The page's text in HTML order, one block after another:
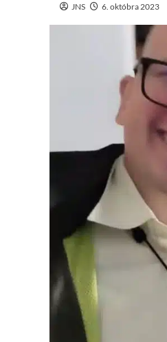
JNS 6. októbra 2023